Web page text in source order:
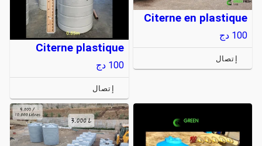
Citerne en plastique
100 دج
إتصال
Citerne plastique
100 دج
إتصال